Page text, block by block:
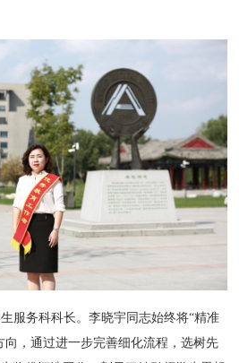
服务科科长。李晓宇同志始终将“精准
向，通过进一步完善细化流程，选树先